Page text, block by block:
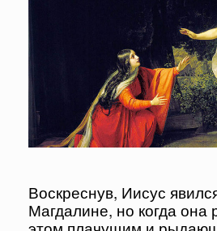
Воскреснув, Иисус
Магдалине, но когда она